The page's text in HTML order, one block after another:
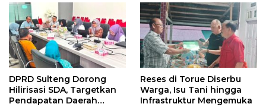
DPRD Sulteng Dorong
Hilirisasi SDA, Targetkan
Pendapatan Daerah
Reses di Torue Diserbu
Warga, Isu Tani hingga
Infrastruktur Mengemuka